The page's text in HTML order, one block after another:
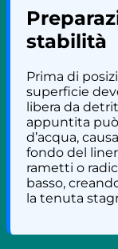
stabilità
Prima di
superficie
libera da
appuntita
d’acqua,
fondo del
rametti o
basso,
la tenuta